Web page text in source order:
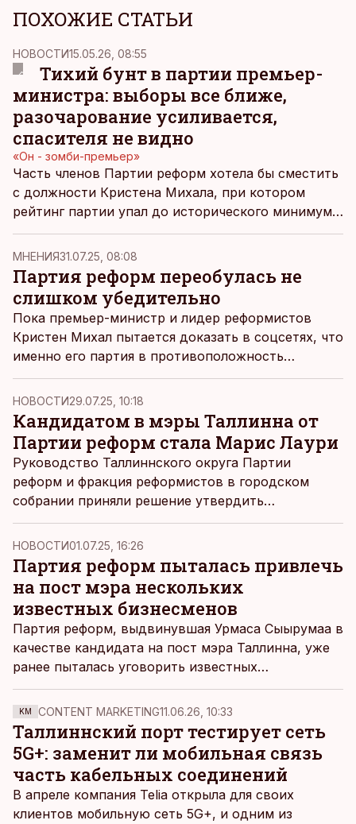
ПОХОЖИЕ СТАТЬИ
НОВОСТИ15.05.26, 08:55
Тихий бунт в партии премьер-
министра: выборы все ближе,
разочарование усиливается,
спасителя не видно
«Он - зомби-премьер»
Часть членов Партии реформ хотела бы сместить
с должности Кристена Михала, при котором
рейтинг партии упал до исторического минимума.
Сейчас идет напряженная работа по спасению
выборов.
MНЕНИЯ31.07.25, 08:08
Партия реформ переобулась не
слишком убедительно
Пока премьер-министр и лидер реформистов
Кристен Михал пытается доказать в соцсетях, что
именно его партия в противоположность
«Отечеству» не желает иметь никаких дел с
центристами, поддержка Партии реформ
продолжает свободное падение, а председатель
лидирующего в рейтингах «Отечества» Урмас
Рейнсалу вновь призывает к досрочным выборам,
пишет политический обозреватель ДВ Эльконд
Либман.
НОВОСТИ29.07.25, 10:18
Кандидатом в мэры Таллинна от
Партии реформ стала Марис Лаури
Руководство Таллиннского округа Партии
реформ и фракция реформистов в городском
собрании приняли решение утвердить
кандидатом в мэры заместителя председателя
партии и члена Рийгикогу Марис Лаури.
НОВОСТИ01.07.25, 16:26
Партия реформ пыталась привлечь
на пост мэра нескольких
известных бизнесменов
Партия реформ, выдвинувшая Урмаса Сыырумаа в
качестве кандидата на пост мэра Таллинна, уже
ранее пыталась уговорить известных
предпринимателей стать ее представителями в
столице, но не все из них находят эту должность
привлекательной.
KM CONTENT MARKETING11.06.26, 10:33
Таллиннский порт тестирует сеть
5G+: заменит ли мобильная связь
часть кабельных соединений
В апреле компания Telia открыла для своих
клиентов мобильную сеть 5G+, и одним из